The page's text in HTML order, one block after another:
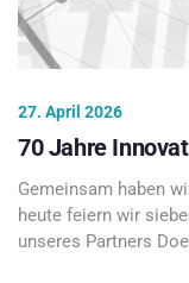
27. April 2026
70 Jahre
Gemeinsam haben
heute feiern wir
unseres Partners